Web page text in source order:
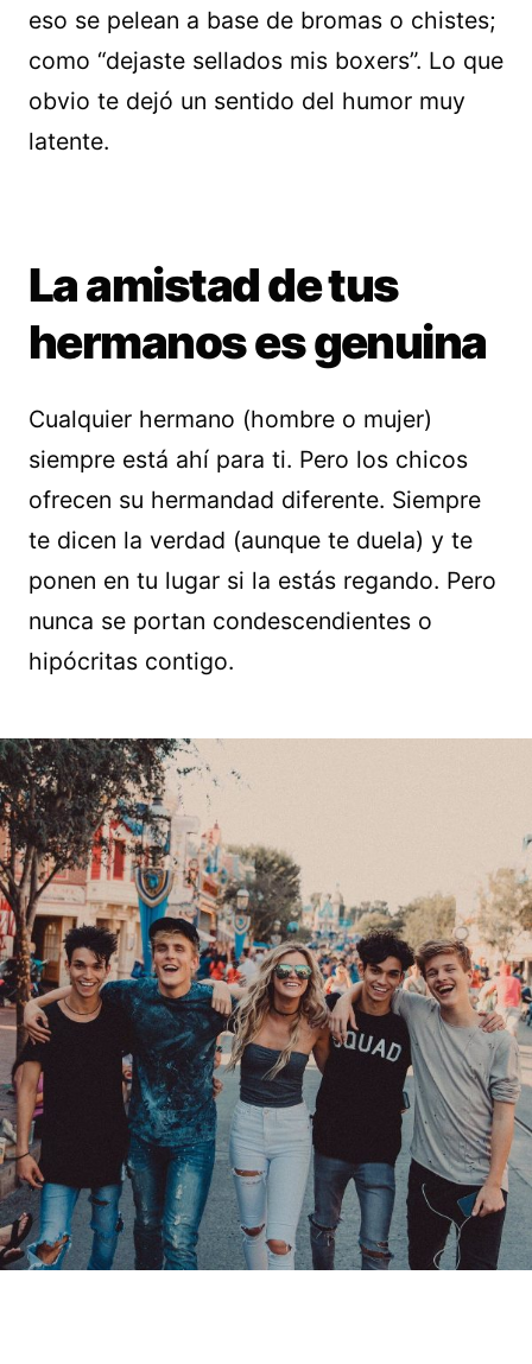
eso se pelean a base de bromas o chistes;
como “dejaste sellados mis boxers”. Lo que
obvio te dejó un sentido del humor muy
latente.
La amistad de tus
hermanos es genuina
Cualquier hermano (hombre o mujer)
siempre está ahí para ti. Pero los chicos
ofrecen su hermandad diferente. Siempre
te dicen la verdad (aunque te duela) y te
ponen en tu lugar si la estás regando. Pero
nunca se portan condescendientes o
hipócritas contigo.